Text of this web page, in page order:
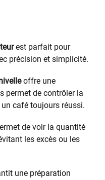
est parfait pour
précision et simplicité.
offre une
permet de contrôler la
café toujours réussi.
de voir la quantité
les excès ou les
une préparation